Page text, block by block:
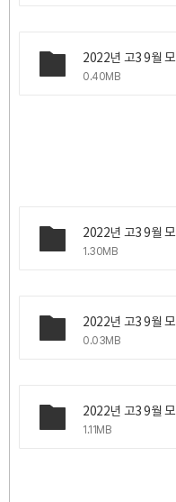
0.40MB
1.30MB
0.03MB
1.11MB